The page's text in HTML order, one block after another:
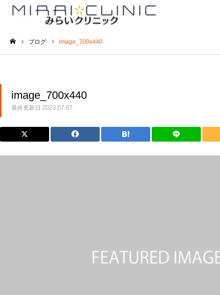
ブログ image_700x440
image_700x440
最終更新日 2023.07.07